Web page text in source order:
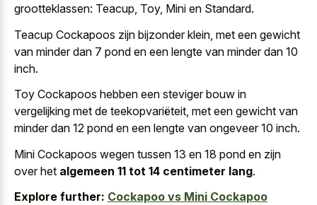
grootteklassen: Teacup, Toy, Mini en Standard.
Teacup Cockapoos zijn bijzonder klein, met een gewicht
van minder dan 7 pond en een lengte van minder dan 10
inch.
Toy Cockapoos hebben een steviger bouw in
vergelijking met de teekopvariëteit, met een gewicht van
minder dan 12 pond en een lengte van ongeveer 10 inch.
Mini Cockapoos wegen tussen 13 en 18 pond en zijn
over het algemeen 11 tot 14 centimeter lang.
Explore further: Cockapoo vs Mini Cockapoo